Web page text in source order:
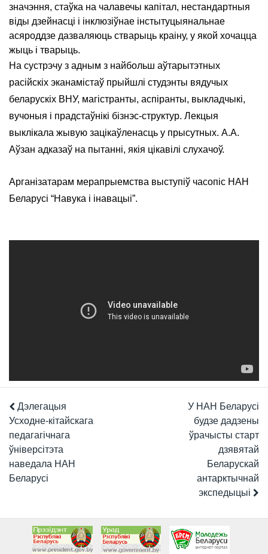
значэння, стаўка на чалавечы капітал, нестандартныя
віды дзейнасці і інклюзіўнае інстытуцыянальнае
асяроддзе дазваляюць стварыць краіну, у якой хочацца
жыць і тварыць.
На сустрэчу з адным з найбольш аўтарытэтных
расійскіх эканамістаў прыйшлі студэнты вядучых
беларускіх ВНУ, магістранты, аспіранты, выкладчыкі,
вучоныя і прадстаўнікі бізнэс-структур. Лекцыя
выклікала жывую зацікаўленасць у прысутных. А.А.
Аўзан адказаў на пытанні, якія цікавілі слухачоў.
Арганізатарам мерапрыемства выступіў часопіс НАН
Беларусі “Навука і інавацыі”.
Дэлегацыя
Усходне-кітайскага
педагагічнага
ўніверсітэта
наведала НАН
Беларусі
У НАН Беларусі
будзе дадзены
ўрачысты старт
дзявятай
Беларускай
антарктычнай
экспедыцыі